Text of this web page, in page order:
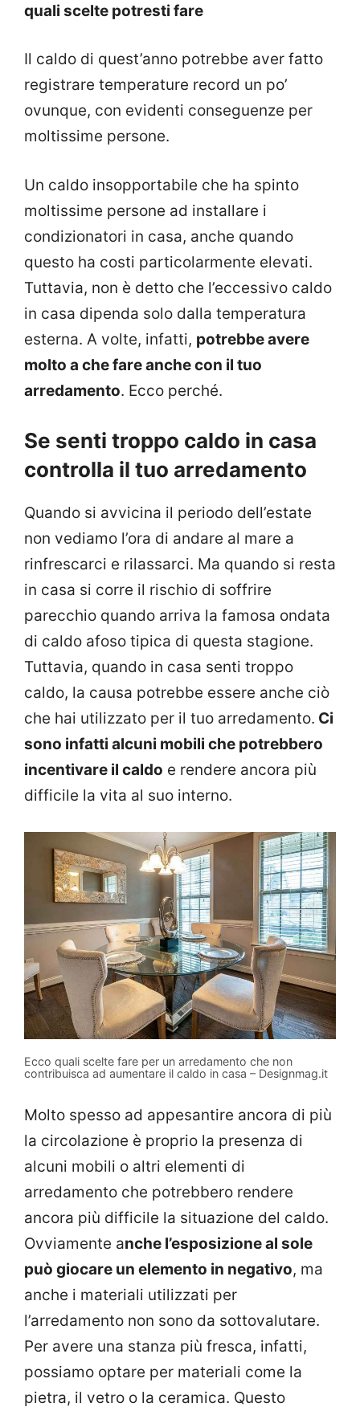
quali scelte potresti fare
Il caldo di quest’anno potrebbe aver fatto
registrare temperature record un po’
ovunque, con evidenti conseguenze per
moltissime persone.
Un caldo insopportabile che ha spinto
moltissime persone ad installare i
condizionatori in casa, anche quando
questo ha costi particolarmente elevati.
Tuttavia, non è detto che l’eccessivo caldo
in casa dipenda solo dalla temperatura
esterna. A volte, infatti, potrebbe avere
molto a che fare anche con il tuo
arredamento. Ecco perché.
Se senti troppo caldo in casa
controlla il tuo arredamento
Quando si avvicina il periodo dell’estate
non vediamo l’ora di andare al mare a
rinfrescarci e rilassarci. Ma quando si resta
in casa si corre il rischio di soffrire
parecchio quando arriva la famosa ondata
di caldo afoso tipica di questa stagione.
Tuttavia, quando in casa senti troppo
caldo, la causa potrebbe essere anche ciò
che hai utilizzato per il tuo arredamento. Ci
sono infatti alcuni mobili che potrebbero
incentivare il caldo e rendere ancora più
difficile la vita al suo interno.
Ecco quali scelte fare per un arredamento che non
contribuisca ad aumentare il caldo in casa – Designmag.it
Molto spesso ad appesantire ancora di più
la circolazione è proprio la presenza di
alcuni mobili o altri elementi di
arredamento che potrebbero rendere
ancora più difficile la situazione del caldo.
Ovviamente anche l’esposizione al sole
può giocare un elemento in negativo, ma
anche i materiali utilizzati per
l’arredamento non sono da sottovalutare.
Per avere una stanza più fresca, infatti,
possiamo optare per materiali come la
pietra, il vetro o la ceramica. Questo